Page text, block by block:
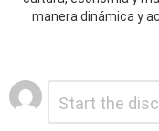
manera dinámica y
Deja
una